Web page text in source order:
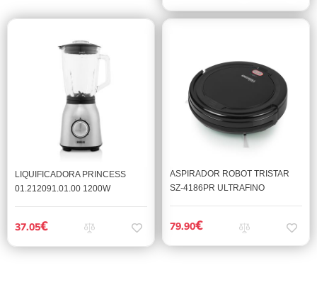
LIQUIFICADORA PRINCESS
01.212091.01.00 1200W
37.05€
ASPIRADOR ROBOT TRISTAR
SZ-4186PR ULTRAFINO
79.90€